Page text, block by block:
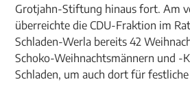
Grotjahn-Stiftung hinaus fort. Am
überreichte die CDU-Fraktion im
Schladen-Werla bereits 42
Schoko-Weihnachtsmännern und -
Schladen, um auch dort für